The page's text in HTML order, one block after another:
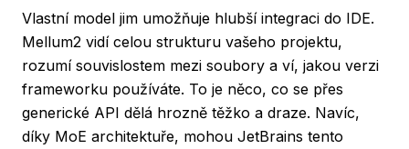
Vlastní model jim umožňuje hlubší integraci do IDE.
Mellum2 vidí celou strukturu vašeho projektu,
rozumí souvislostem mezi soubory a ví, jakou verzi
frameworku používáte. To je něco, co se přes
generické API dělá hrozně těžko a draze. Navíc,
díky MoE architektuře, mohou JetBrains tento